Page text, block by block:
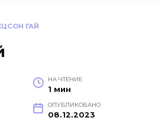
ГАЙ
НА ЧТЕНИЕ
1 мин
ОПУБЛИКОВАНО
08.12.2023